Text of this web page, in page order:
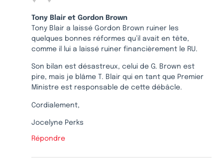
Tony Blair et Gordon Brown
Tony Blair a laissé Gordon Brown ruiner les
quelques bonnes réformes qu’il avait en tête,
comme il lui a laissé ruiner financièrement le RU.
Son bilan est désastreux, celui de G. Brown est
pire, mais je blâme T. Blair qui en tant que Premier
Ministre est responsable de cette débâcle.
Cordialement,
Jocelyne Perks
Répondre